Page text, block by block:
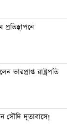
ভারপ্রাপ্ত রাষ্ট্রপতি
সৌদি দূতাবাসে!